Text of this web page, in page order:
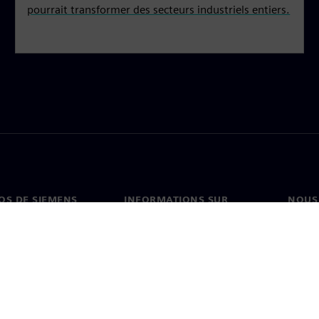
pourrait transformer des secteurs industriels entiers.
DE SIEMENS
INFORMATIONS SUR